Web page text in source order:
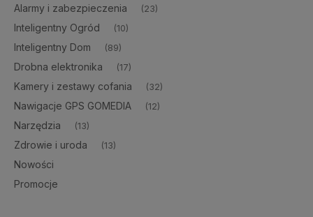
Alarmy i zabezpieczenia (23)
Inteligentny Ogród (10)
Inteligentny Dom (89)
Drobna elektronika (17)
Kamery i zestawy cofania (32)
Nawigacje GPS GOMEDIA (12)
Narzędzia (13)
Zdrowie i uroda (13)
Nowości
Promocje